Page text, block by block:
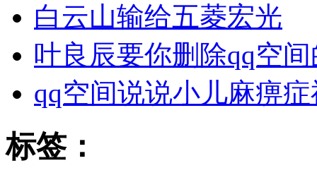
白云山输给五菱宏光
叶良辰要你删除qq空
qq空间说说小儿麻痹
标签：